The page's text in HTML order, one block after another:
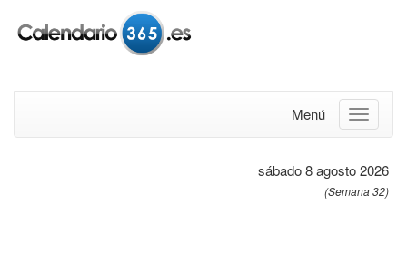
Menú
sábado 8 agosto 2026
(Semana 32)